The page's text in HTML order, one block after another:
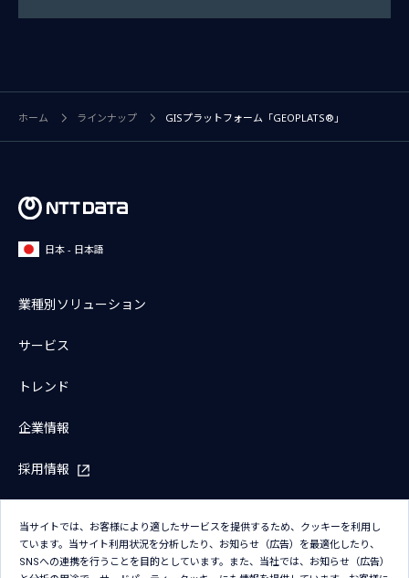
ホーム ラインナップ GISプラットフォーム「GEOPLATS®」
日本 - 日本語
業種別ソリューション
サービス
トレンド
企業情報
採用情報
ニュース
当サイトでは、お客様により適したサービスを提供するため、クッキーを利用し
ています。当サイト利用状況を分析したり、お知らせ（広告）を最適化したり、
SNSへの連携を行うことを目的としています。また、当社では、お知らせ（広告）